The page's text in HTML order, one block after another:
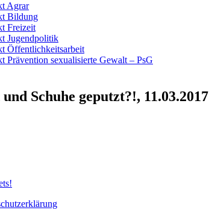
Agrar
Bildung
Freizeit
Jugendpolitik
Öffentlichkeitsarbeit
Prävention sexualisierte Gewalt – PsG
Schuhe geputzt?!, 11.03.2017